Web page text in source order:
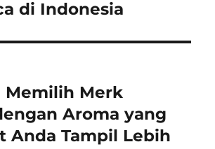
di Indonesia
Memilih Merk
Aroma yang
Anda Tampil Lebih